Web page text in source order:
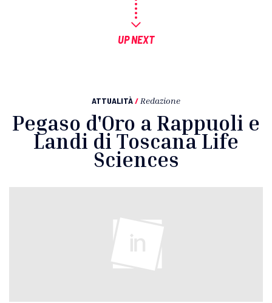
UP NEXT
ATTUALITÀ/ Redazione
Pegaso d'Oro a Rappuoli e
Landi di Toscana Life
Sciences